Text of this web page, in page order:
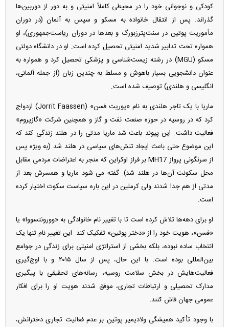
کودکی و نوجوانی خود را در محیطی کاملاً امنیتی و به دور از دوربین‌ها
گذراند. پس از انتقال خانواده به مسکو و سپس به آلمان (در دوران
مأموریت پوتین در سنت‌پترزبورگ و بعدها در دوران ریاست‌جمهوری)، او
همواره تحت تدابیر شدید امنیتی تحصیل کرده است. او در دانشگاه دولتی
مسکو (MGU) در رشته زیست‌شناسی و پزشکی تحصیل کرد و همواره به
عنوان دانشجویی بسیار باهوش و مسلط به چندین زبان (از جمله آلمانی،
انگلیسی و هلندی) توصیف شده است.
ماریا با یک تاجر هلندی به نام «یوریت فسن» (Jorrit Faassen) ازدواج
کرد که در روسیه در حوزه صنعت نفت و گاز و همچنین شرکت «گازپروم»
فعالیت داشت. این پیوند باعث شد ماریا مدتی را در هلند زندگی کند که
این موضوع حتی باعث ایجاد تنش‌های سیاسی در هلند شد (به ویژه پس
از سرنگونی پرواز MH17 بر فراز اوکراین که منجر به اعتراضات مردمی مقابل
محل سکونت آن‌ها در هلند شد). گفته می شود ماریا و همسرش بعد از
مدتی از هم جدا شدند ولی کرملین در این باره سیاست سکوت اختیار کرده
است.
او برای دهه‌ها تلاش کرده است تا با تغییر نام خانوادگی به «وورونتسووا» یا
«فسن»، هویت خود را از «دختر پوتین» تفکیک کند. این تغییر نام تنها یک
انتخاب ساده نبوده، بلکه بخشی از استراتژی امنیتی برای زندگی در جوامع
بین‌المللی بوده است. با این حال، پس از سال ۲۰۱۵ و با اوج‌گیری
فعالیت‌هایش در بخش سلامت روسیه، رسانه‌های تحقیقی با پیگیری
مدارک تحصیلی و ارتباطات تجاری، موفق شدند هویت او را برای افکار
عمومی جهان فاش کنند.
با وجود تأکید همیشگی ولادیمیر پوتین بر عدم فعالیت تجاری دخترانش،